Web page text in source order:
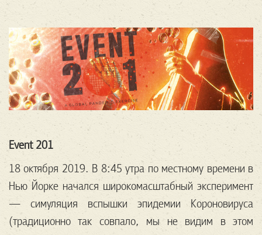
Event 201
18 октября 2019. В 8:45 утра по местному времени в
Нью Йорке начался широкомасштабный эксперимент
— симуляция вспышки эпидемии Короновируса
(традиционно так совпало, мы не видим в этом